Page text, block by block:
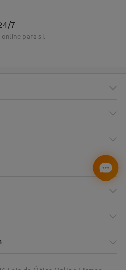
apenas 11g
7
para si.